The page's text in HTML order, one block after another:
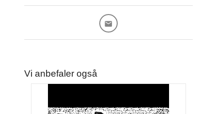
Vi anbefaler også